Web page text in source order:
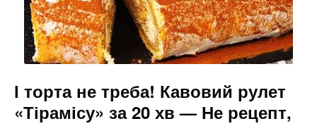
І торта не треба! Кавовий рулет
«Тірамісу» за 20 хв — Не рецепт,